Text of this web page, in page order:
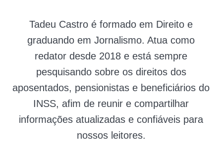
Tadeu Castro é formado em Direito e
graduando em Jornalismo. Atua como
redator desde 2018 e está sempre
pesquisando sobre os direitos dos
aposentados, pensionistas e beneficiários do
INSS, afim de reunir e compartilhar
informações atualizadas e confiáveis para
nossos leitores.